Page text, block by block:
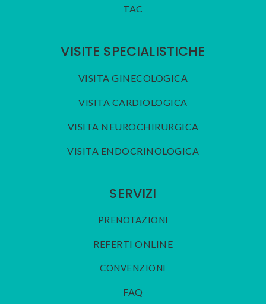
TAC
VISITE SPECIALISTICHE
VISITA GINECOLOGICA
VISITA CARDIOLOGICA
VISITA NEUROCHIRURGICA
VISITA ENDOCRINOLOGICA
SERVIZI
PRENOTAZIONI
REFERTI ONLINE
CONVENZIONI
FAQ